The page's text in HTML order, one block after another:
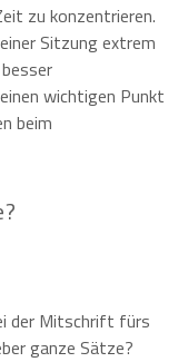
zu konzentrieren.
Sitzung extrem
wichtigen Punkt
beim
der Mitschrift fürs
ganze Sätze?